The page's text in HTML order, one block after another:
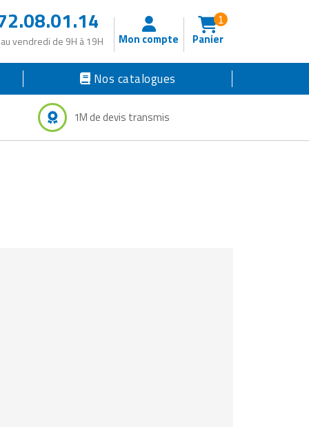
vendredi de 9H à 19H Mon compte Panier
1
Nos catalogues
1M de devis transmis